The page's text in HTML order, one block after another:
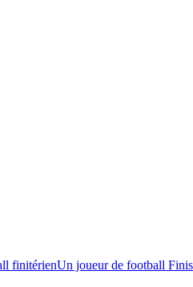
Un joueur de football